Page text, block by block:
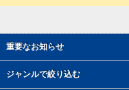
重要なお知らせ
ジャンルで絞り込む